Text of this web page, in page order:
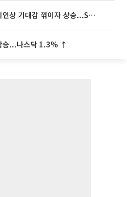
뉴욕증시, 연준 금리인상 기대감 꺾이자 상승...S&P500 사상 최고치 [종합]
승...나스닥 1.3% ↑